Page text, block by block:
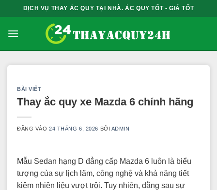
qua
nội
DỊCH VỤ THAY ẮC QUY TẠI NHÀ. ẮC QUY TỐT - GIÁ TỐT
BÀI VIẾT
Thay ắc quy xe Mazda 6 chính hãng
ĐĂNG VÀO24 THÁNG 6, 2026 BỞI ADMIN
Mẫu Sedan hạng D đẳng cấp Mazda 6 luôn là biểu
tượng của sự lịch lãm, công nghệ và khả năng tiết
kiệm nhiên liệu vượt trội. Tuy nhiên, đằng sau sự